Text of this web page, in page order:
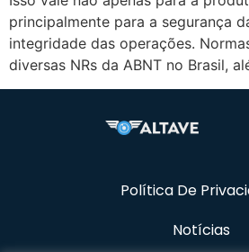
principalmente para a segurança
integridade das operações.
diversas NRs da ABNT no Brasil,
Política De
Notícias